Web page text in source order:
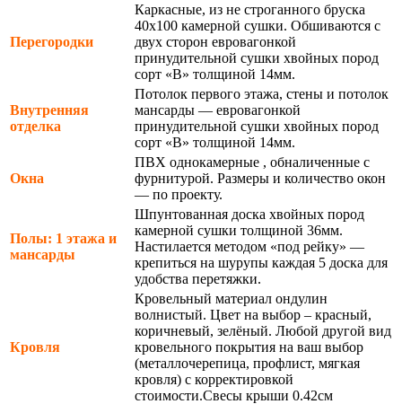
Перегородки
Каркасные, из не строганного бруска
40х100 камерной сушки. Обшиваются с
двух сторон евровагонкой
принудительной сушки хвойных пород
сорт «В» толщиной 14мм.
Внутренняя
отделка
Потолок первого этажа, стены и потолок
мансарды — евровагонкой
принудительной сушки хвойных пород
сорт «В» толщиной 14мм.
Окна
ПВХ однокамерные , обналиченные с
фурнитурой. Размеры и количество окон
— по проекту.
Полы: 1 этажа и
мансарды
Шпунтованная доска хвойных пород
камерной сушки толщиной 36мм.
Настилается методом «под рейку» —
крепиться на шурупы каждая 5 доска для
удобства перетяжки.
Кровля
Кровельный материал ондулин
волнистый. Цвет на выбор – красный,
коричневый, зелёный. Любой другой вид
кровельного покрытия на ваш выбор
(металлочерепица, профлист, мягкая
кровля) с корректировкой
стоимости.Свесы крыши 0.42см